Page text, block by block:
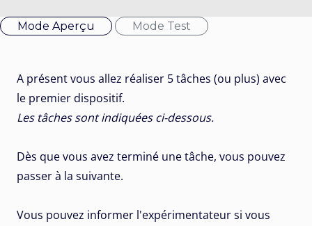
Mode Aperçu Mode Test
A présent vous allez réaliser 5 tâches (ou plus) avec
le premier dispositif.
Les tâches sont indiquées ci-dessous.
Dès que vous avez terminé une tâche, vous pouvez
passer à la suivante.
Vous pouvez informer l'expérimentateur si vous